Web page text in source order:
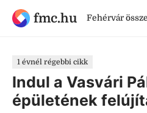
fmc.hu Fehérvár
1 évnél régebbi cikk
Indul a Vasvári
épületének